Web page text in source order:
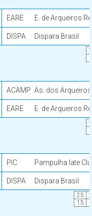
EARE E. de Arqueiros
DISPA Dispara Brasil
ACAMP As. dos
EARE E. de Arqueiros
PIC Pampulha Iate
DISPA Dispara Brasil
25
15